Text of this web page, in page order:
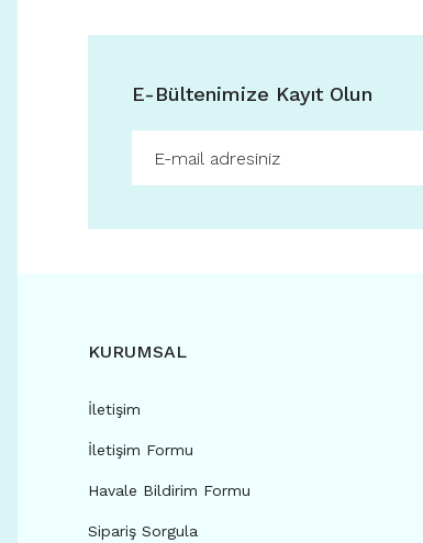
E-Bültenimize Kayıt Olun
KURUMSAL
İletişim
İletişim Formu
Havale Bildirim Formu
Sipariş Sorgula